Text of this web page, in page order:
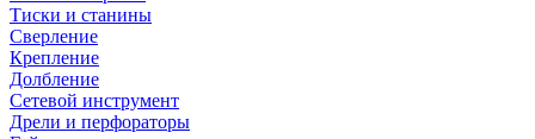
Тиски и станины
Сверление
Крепление
Долбление
Сетевой инструмент
Дрели и перфораторы